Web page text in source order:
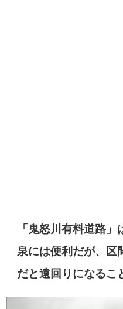
「鬼怒川有料道路
泉には便利だが、区
だと遠回りになるこ